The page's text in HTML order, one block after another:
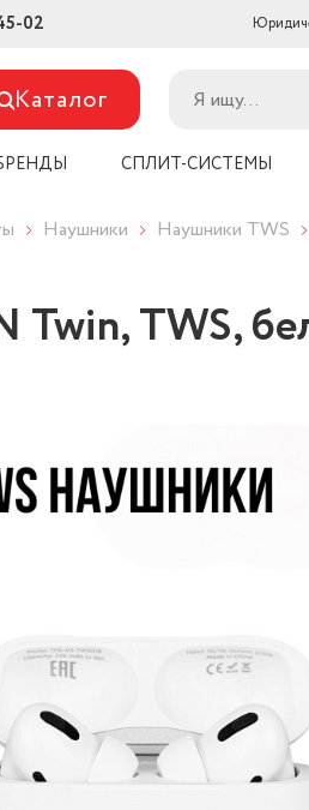
02
Каталог
СПЛИТ-СИСТЕМЫ
Наушники Наушники TWS
Twin, TWS,